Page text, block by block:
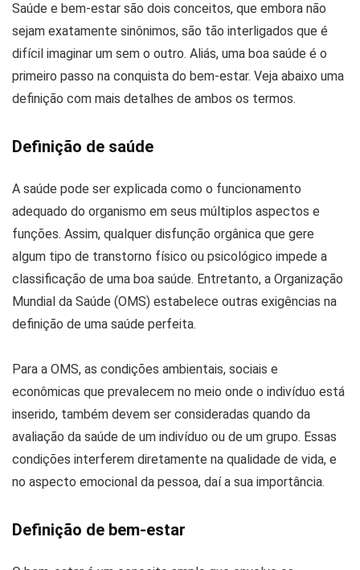
Saúde e bem-estar são dois conceitos, que embora não
sejam exatamente sinônimos, são tão interligados que é
difícil imaginar um sem o outro. Aliás, uma boa saúde é o
primeiro passo na conquista do bem-estar. Veja abaixo uma
definição com mais detalhes de ambos os termos.
Definição de saúde
A saúde pode ser explicada como o funcionamento
adequado do organismo em seus múltiplos aspectos e
funções. Assim, qualquer disfunção orgânica que gere
algum tipo de transtorno físico ou psicológico impede a
classificação de uma boa saúde. Entretanto, a Organização
Mundial da Saúde (OMS) estabelece outras exigências na
definição de uma saúde perfeita.
Para a OMS, as condições ambientais, sociais e
econômicas que prevalecem no meio onde o indivíduo está
inserido, também devem ser consideradas quando da
avaliação da saúde de um indivíduo ou de um grupo. Essas
condições interferem diretamente na qualidade de vida, e
no aspecto emocional da pessoa, daí a sua importância.
Definição de bem-estar